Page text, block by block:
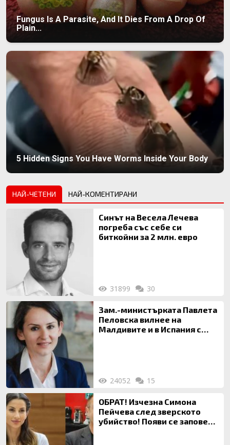
Fungus Is A Parasite, And It Dies From A Drop Of
Plain...
5 Hidden Signs You Have Worms Inside Your Body
НАЙ-ЧЕТЕНИ НАЙ-КОМЕНТИРАНИ
Синът на Весела Лечева
погреба със себе си
биткойни за 2 млн. евро
31899 30
Зам.-министърката Павлета
Пеловска вилнее на
Малдивите и в Испания с
24052 15
ОБРАТ! Изчезна Симона
Пейчева след зверското
убийство! Появи се заповед